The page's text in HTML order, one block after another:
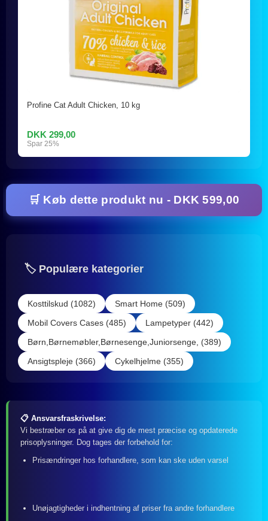
Profine Cat Adult Chicken, 10 kg
DKK 299,00
Spar 25%
🛒 Køb dette produkt nu - DKK 599,00
🏷️ Populære kategorier
Kosttilskud (1082)
Smart Home (509)
Mobil Covers Cases (485)
Lampetyper (442)
Børn,Børnemøbler,Børnesenge,Juniorsenge, (389)
Ansigtspleje (366)
Cykelhjelme (355)
📋 Ansvarsfraskrivelse:
Vi bestræber os på at give dig de mest præcise og opdaterede
prisoplysninger. Dog tages der forbehold for:
Prisændringer hos forhandlere, som kan ske uden varsel
Unøjagtigheder i indhentning af priser fra andre forhandlere